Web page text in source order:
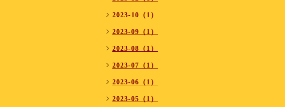
2023-10（1）
2023-09（1）
2023-08（1）
2023-07（1）
2023-06（1）
2023-05（1）